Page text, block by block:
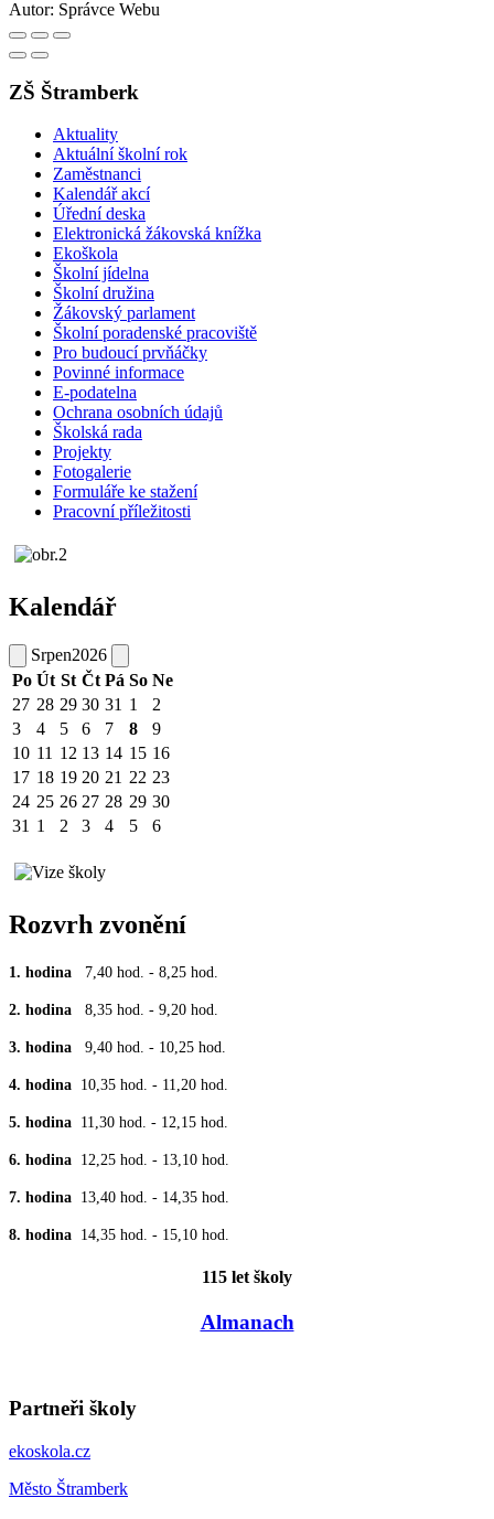
Autor: Správce Webu
ZŠ Štramberk
Aktuality
Aktuální školní rok
Zaměstnanci
Kalendář akcí
Úřední deska
Elektronická žákovská knížka
Ekoškola
Školní jídelna
Školní družina
Žákovský parlament
Školní poradenské pracoviště
Pro budoucí prvňáčky
Povinné informace
E-podatelna
Ochrana osobních údajů
Školská rada
Projekty
Fotogalerie
Formuláře ke stažení
Pracovní příležitosti
Kalendář
Srpen2026
Po Út St Čt Pá So Ne
27 28 29 30 31 1
2
3
4 5 6 7 8
9
10 11 12 13 14 15 16
17 18 19 20 21 22 23
24 25 26 27 28 29 30
31 1 2 3 4 5 6
Rozvrh zvonění
1. hodina 7,40 hod. - 8,25 hod.
2. hodina 8,35 hod. - 9,20 hod.
3. hodina 9,40 hod. - 10,25 hod.
4. hodina 10,35 hod. - 11,20 hod.
5. hodina 11,30 hod. - 12,15 hod.
6. hodina 12,25 hod. - 13,10 hod.
7. hodina 13,40 hod. - 14,35 hod.
8. hodina 14,35 hod. - 15,10 hod.
115 let školy
Almanach
Partneři školy
ekoskola.cz
Město Štramberk